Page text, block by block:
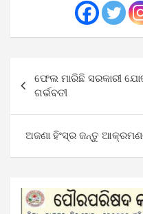
navigation
ଫେଲ ମାରିଛି ସରକାରୀ
ଗର୍ଭବତୀ
ଅଜଣା ହିଂସ୍ର ଜନ୍ତୁ